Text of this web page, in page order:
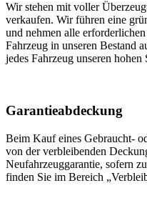
Wir stehen mit voller
verkaufen. Wir führen eine
und nehmen alle
Fahrzeug in unseren Bestand
jedes Fahrzeug unseren hohen
Garantieabdeckung
Beim Kauf eines Gebraucht-
von der verbleibenden
Neufahrzeuggarantie, sofern
finden Sie im Bereich